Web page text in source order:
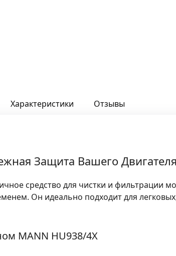
Характеристики Отзывы
Защита Вашего Двигателя
средство для чистки и фильтрации
Он идеально подходит для
MANN HU938/4X